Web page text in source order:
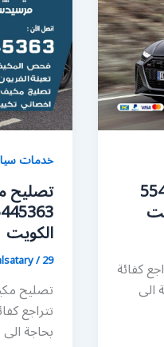
كفائة
الى
خدمات
تصليح
الكويت
/29 أبريل، 2020
تصليح
تتراجع
بحاجة